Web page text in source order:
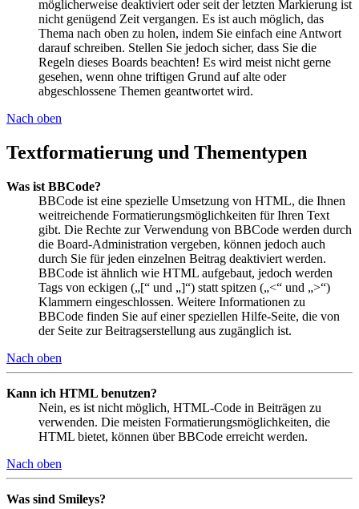
möglicherweise deaktiviert oder seit der letzten Markierung ist
nicht genügend Zeit vergangen. Es ist auch möglich, das
Thema nach oben zu holen, indem Sie einfach eine Antwort
darauf schreiben. Stellen Sie jedoch sicher, dass Sie die
Regeln dieses Boards beachten! Es wird meist nicht gerne
gesehen, wenn ohne triftigen Grund auf alte oder
abgeschlossene Themen geantwortet wird.
Nach oben
Textformatierung und Thementypen
Was ist BBCode?
BBCode ist eine spezielle Umsetzung von HTML, die Ihnen
weitreichende Formatierungsmöglichkeiten für Ihren Text
gibt. Die Rechte zur Verwendung von BBCode werden durch
die Board-Administration vergeben, können jedoch auch
durch Sie für jeden einzelnen Beitrag deaktiviert werden.
BBCode ist ähnlich wie HTML aufgebaut, jedoch werden
Tags von eckigen („[“ und „]“) statt spitzen („<“ und „>“)
Klammern eingeschlossen. Weitere Informationen zu
BBCode finden Sie auf einer speziellen Hilfe-Seite, die von
der Seite zur Beitragserstellung aus zugänglich ist.
Nach oben
Kann ich HTML benutzen?
Nein, es ist nicht möglich, HTML-Code in Beiträgen zu
verwenden. Die meisten Formatierungsmöglichkeiten, die
HTML bietet, können über BBCode erreicht werden.
Nach oben
Was sind Smileys?